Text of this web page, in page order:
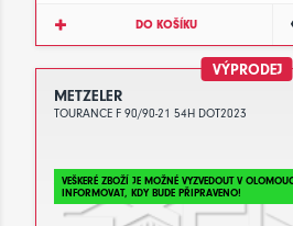
DO KOŠÍKU
VÝPRODEJ
METZELER
TOURANCE F 90/90-21 54H DOT2023
VEŠKERÉ ZBOŽÍ JE MOŽNÉ VYZVEDOUT V
INFORMOVAT, KDY BUDE PŘIPRAVENO!